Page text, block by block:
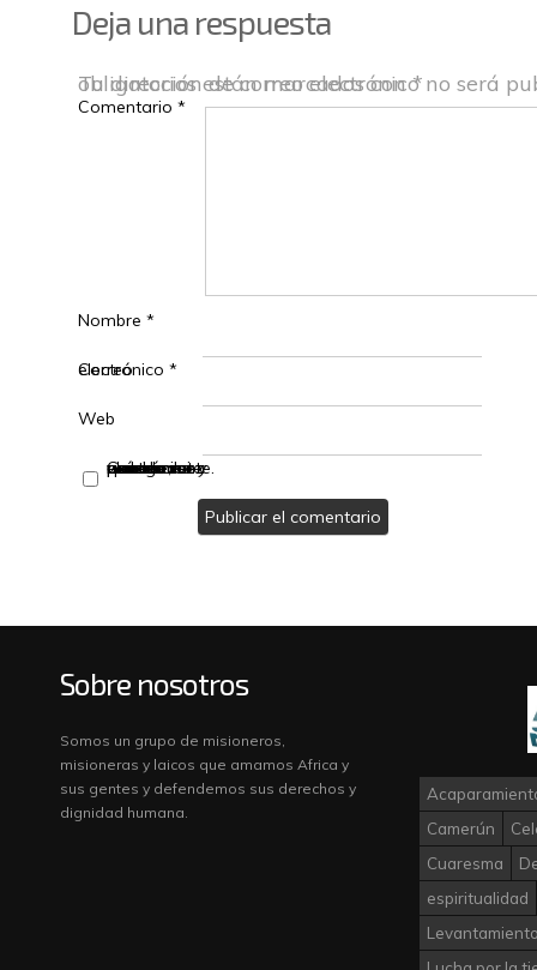
Deja una respuesta
Tu dirección de correo electrónico no será
Los campos obligatorios están marcados con*
Comentario *
Nombre *
Correo electrónico *
Web
Guarda mi nombre, correo electrónico y web en este navegador para la próxima vez que comente.
Sobre nosotros
Somos un grupo de misioneros,
misioneras y laicos que amamos Africa y
sus gentes y defendemos sus derechos y
dignidad humana.
Camerún
Cuaresma
espiritualidad